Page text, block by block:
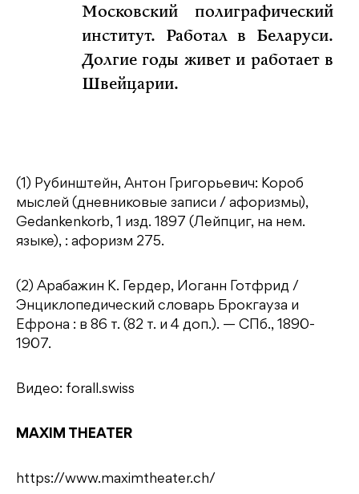
Московский полиграфический
институт. Работал в Беларуси.
Долгие годы живет и работает в
Швейцарии.
(1) Рубинштейн, Антон Григорьевич: Короб
мыслей (дневниковые записи / афоризмы),
Gedankenkorb, 1 изд. 1897 (Лейпциг, на нем.
языке), : афоризм 275.
(2) Арабажин К. Гердер, Иоганн Готфрид /
Энциклопедический словарь Брокгауза и
Ефрона : в 86 т. (82 т. и 4 доп.). — СПб., 1890-
1907.
Видео: forall.swiss
MAXIM THEATER
https://www.maximtheater.ch/